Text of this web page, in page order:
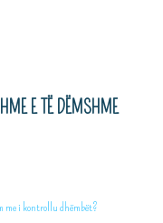
E TË DËMSHME